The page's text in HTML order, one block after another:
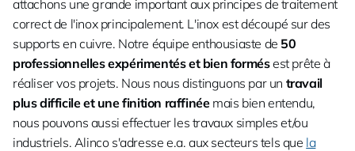
attachons une grande important aux principes de traitement
correct de l'inox principalement. L'inox est découpé sur des
supports en cuivre. Notre équipe enthousiaste de 50
professionnelles expérimentés et bien formésest prête à
réaliser vos projets. Nous nous distinguons par un travail
plus difficile et une finition raffinéemais bien entendu,
nous pouvons aussi effectuer les travaux simples et/ou
industriels. Alinco s'adresse e.a. aux secteurs tels que la